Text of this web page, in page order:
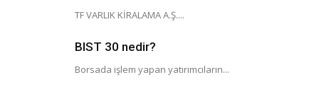
TF VARLIK KİRALAMA A.Ş....
BIST 30 nedir?
Borsada işlem yapan yatırımcıların...